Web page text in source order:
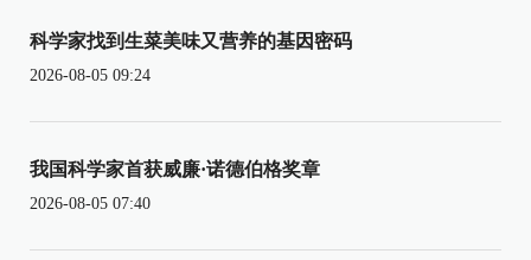
科学家找到生菜美味又营养的基因密码
2026-08-05 09:24
我国科学家首获威廉·诺德伯格奖章
2026-08-05 07:40